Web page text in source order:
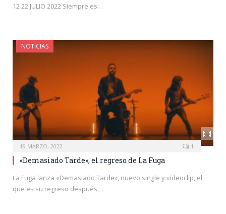
12 22 JULIO 2022 Siempre es…
NOTICIAS
19 MARZO, 2022 1
«Demasiado Tarde», el regreso de La Fuga
La Fuga lanza «Demasiado Tarde», nuevo single y videoclip, el
que es su regreso después…